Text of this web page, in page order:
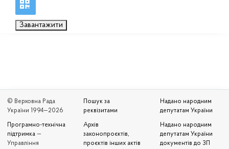
Завантажити
© Верховна Рада
України 1994—2026
Програмно-технічна
підтримка —
Управління
Пошук за
реквізитами
Архів
законопроєктів,
проєктів інших актів
Надано народним
депутатам України
Надано народним
депутатам України
документів до ЗП